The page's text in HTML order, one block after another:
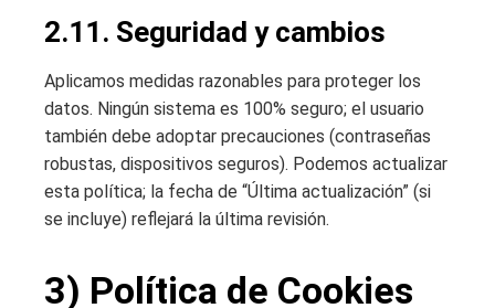
2.11. Seguridad y cambios
Aplicamos medidas razonables para proteger los
datos. Ningún sistema es 100% seguro; el usuario
también debe adoptar precauciones (contraseñas
robustas, dispositivos seguros). Podemos actualizar
esta política; la fecha de “Última actualización” (si
se incluye) reflejará la última revisión.
3) Política de Cookies